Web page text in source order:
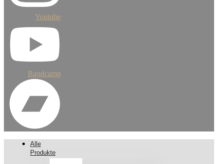
Youtube
Bandcamp
Alle
Produkte